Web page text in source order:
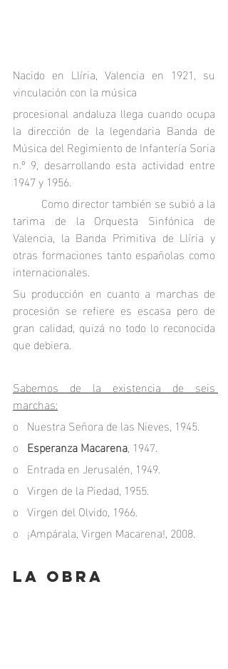
Nacido en Llíria, Valencia en 1921, su
vinculación con la música
procesional andaluza llega cuando ocupa
la dirección de la legendaria Banda de
Música del Regimiento de Infantería Soria
n.º 9, desarrollando esta actividad entre
1947 y 1956.
tarima de la Orquesta Sinfónica de
Valencia, la Banda Primitiva de Llíria y
otras formaciones tanto españolas como
internacionales.
Su producción en cuanto a marchas de
procesión se refiere es escasa pero de
gran calidad, quizá no todo lo reconocida
que debiera.
Sabemos de la existencia de seis
marchas:
o   Nuestra Señora de las Nieves, 1945.
o Esperanza Macarena, 1947.
o   Entrada en Jerusalén, 1949.
o   Virgen de la Piedad, 1955.
o   Virgen del Olvido, 1966.
o   ¡Ampárala, Virgen Macarena!, 2008.
LA OBRA